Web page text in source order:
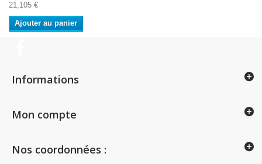
21,105 €
Ajouter au panier
Informations
Mon compte
Nos coordonnées :